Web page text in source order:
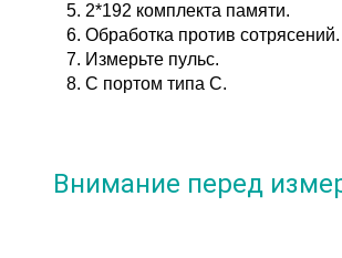
5. 2*192 комплекта памяти.
6. Обработка против сотрясений.
7. Измерьте пульс.
8. С портом типа C.
Внимание перед